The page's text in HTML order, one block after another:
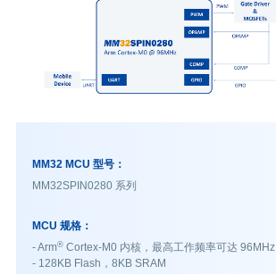
MM32 MCU 型号：
MM32SPIN0280 系列
MCU 规格：
- Arm®Cortex-M0 内核，最高工作频率可达 96MHz
- 128KB Flash，8KB SRAM